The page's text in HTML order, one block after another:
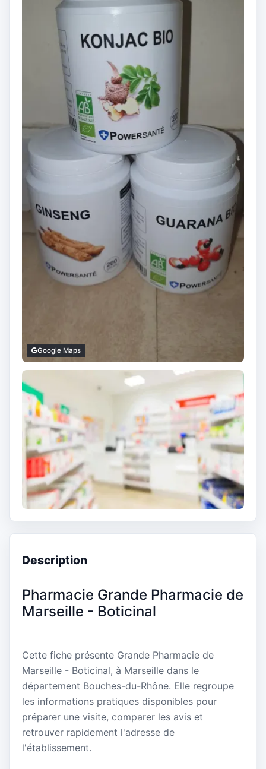
Google Maps
Description
Pharmacie Grande Pharmacie de
Marseille - Boticinal
Cette fiche présente Grande Pharmacie de
Marseille - Boticinal, à Marseille dans le
département Bouches-du-Rhône. Elle regroupe
les informations pratiques disponibles pour
préparer une visite, comparer les avis et
retrouver rapidement l'adresse de
l'établissement.